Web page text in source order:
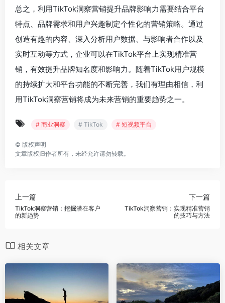
总之，利用TikTok洞察营销提升品牌影响力需要结合平台
特点、品牌需求和用户兴趣制定个性化的营销策略。通过
创造有趣的内容、深入分析用户数据、与影响者合作以及
实时互动等方式，企业可以在TikTok平台上实现精准营
销，有效提升品牌知名度和影响力。随着TikTok用户规模
的持续扩大和平台功能的不断完善，我们有理由相信，利
用TikTok洞察营销将成为未来营销的重要趋势之一。
# 商业洞察 # TikTok # 短视频平台
© 版权声明
文章版权归作者所有，未经允许请勿转载。
上一篇
TikTok洞察营销：挖掘潜在客户
的新趋势
下一篇
TikTok洞察营销：实现精准营销
的技巧与方法
相关文章